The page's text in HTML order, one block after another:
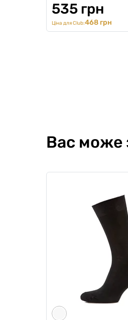
535 грн
Ціна для Club:468 грн
Чоловічі
Intimate 2.0 Black
Micromodal,
586 грн
Вас може